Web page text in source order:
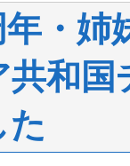
・姉
共和
た